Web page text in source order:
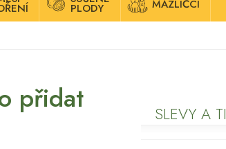
PLODY MAZLÍČCI
přidat SLEVY A